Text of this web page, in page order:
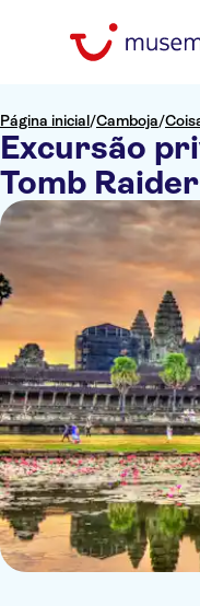
Página inicial/Camboja/
Excursão
Tomb Raider